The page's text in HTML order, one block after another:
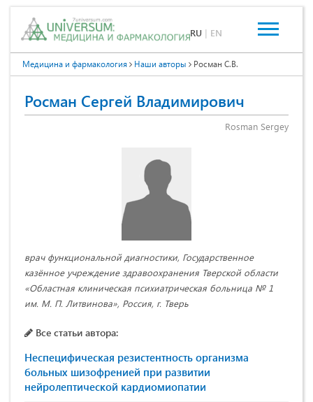
RU | EN
Медицина и фармакология Наши авторы Росман С.В.
Росман Сергей Владимирович
Rosman Sergey
врач функциональной диагностики, Государственное
казённое учреждение здравоохранения Тверской области
«Областная клиническая психиатрическая больница № 1
им. М. П. Литвинова», Россия, г. Тверь
Все статьи автора:
Неспецифическая резистентность организма
больных шизофренией при развитии
нейролептической кардиомиопатии